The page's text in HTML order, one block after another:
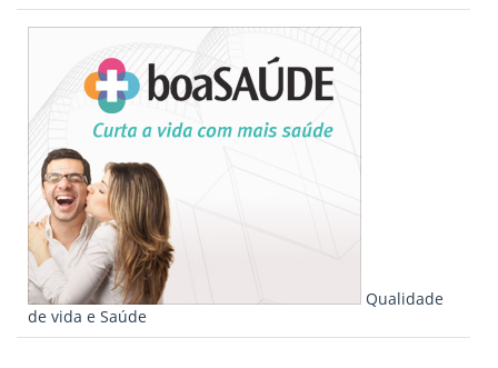
Qualidade
de vida e Saúde